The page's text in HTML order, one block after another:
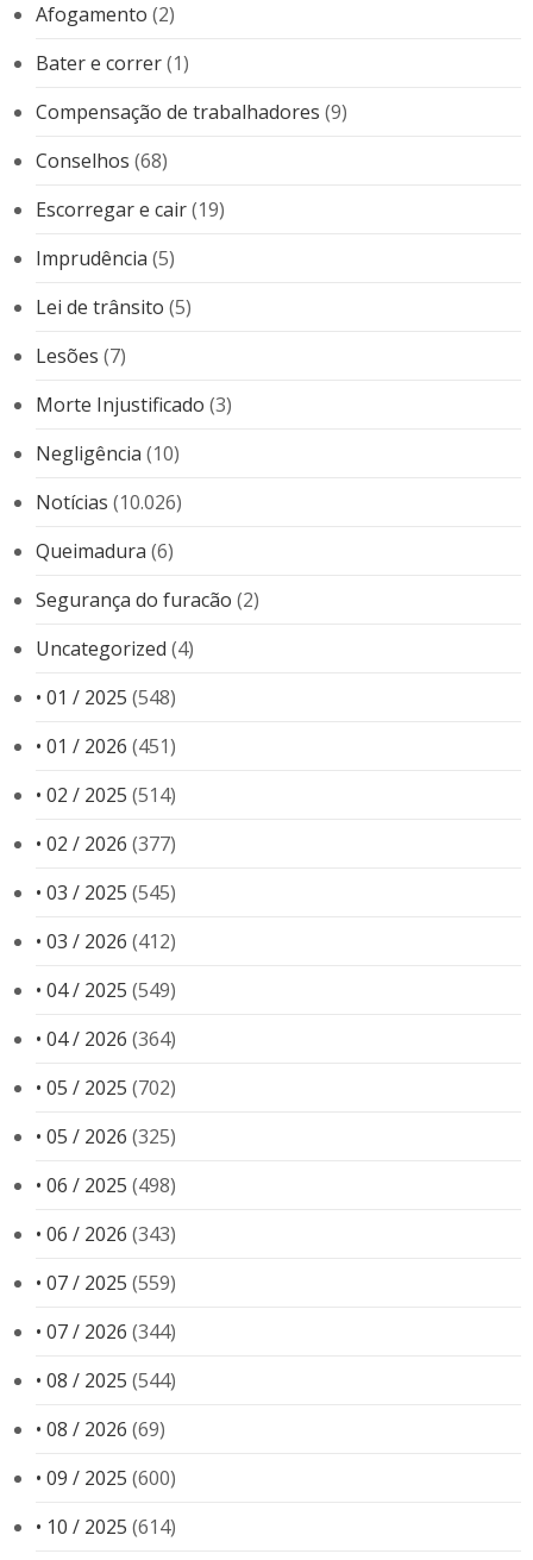
Afogamento (2)
Bater e correr(1)
Compensação de trabalhadores (9)
Conselhos (68)
Escorregar e cair(19)
Imprudência (5)
Lei de trânsito (5)
Lesões (7)
Morte Injustificado (3)
Negligência (10)
Notícias (10.026)
Queimadura (6)
Segurança do furacão (2)
Uncategorized (4)
• 01 / 2025 (548)
• 01 / 2026 (451)
• 02 / 2025 (514)
• 02 / 2026 (377)
• 03 / 2025 (545)
• 03 / 2026 (412)
• 04 / 2025 (549)
• 04 / 2026 (364)
• 05 / 2025 (702)
• 05 / 2026 (325)
• 06 / 2025 (498)
• 06 / 2026 (343)
• 07 / 2025 (559)
• 07 / 2026 (344)
• 08 / 2025 (544)
• 08 / 2026 (69)
• 09 / 2025 (600)
• 10 / 2025 (614)